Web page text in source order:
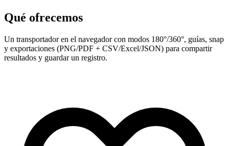
Qué ofrecemos
Un transportador en el navegador con modos 180°/360°, guías, snap
y exportaciones (PNG/PDF + CSV/Excel/JSON) para compartir
resultados y guardar un registro.